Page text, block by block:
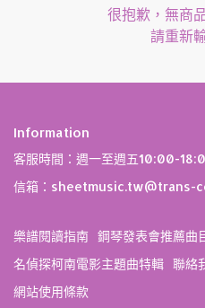
很抱歉，無商
請重新
Information
客服時間：週一至週五10:00-
信箱：sheetmusic.tw@trans-
樂譜閱讀指南 鋼琴發表會推薦曲
名偵探柯南電影主題曲特輯 聯絡
網站使用條款